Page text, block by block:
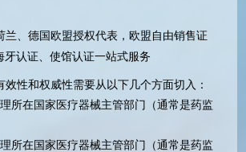
兰、德国欧盟授权代表，欧盟自由销售证
牙认证、使馆认证一站式服务
性和权威性需要从以下几个方面切入：
所在国家医疗器械主管部门（通常是药监
所在国家医疗器械主管部门（通常是药监